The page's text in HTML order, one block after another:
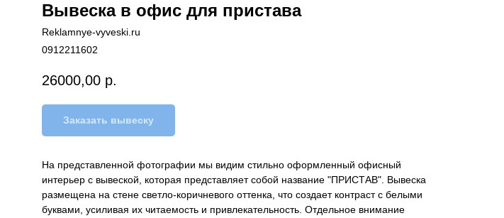
Вывеска в офис для пристава
Reklamnye-vyveski.ru
0912211602
26000,00 р.
Заказать вывеску
На представленной фотографии мы видим стильно оформленный офисный
интерьер с вывеской, которая представляет собой название "ПРИСТАВ". Вывеска
размещена на стене светло-коричневого оттенка, что создает контраст с белыми
буквами, усиливая их читаемость и привлекательность. Отдельное внимание